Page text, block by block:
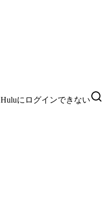
Huluにログインできない